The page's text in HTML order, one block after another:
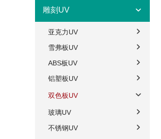
雕刻UV
亚克力UV
雪弗板UV
ABS板UV
铝塑板UV
双色板UV
玻璃UV
不锈钢UV